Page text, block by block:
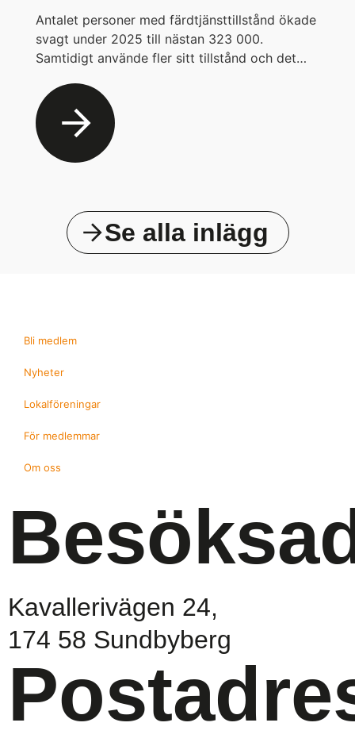
Antalet personer med färdtjänsttillstånd ökade
svagt under 2025 till nästan 323 000.
Samtidigt använde fler sitt tillstånd och det…
Se alla inlägg
Bli medlem
Nyheter
Lokalföreningar
För medlemmar
Om oss
Kavallerivägen 24,
174 58 Sundbyberg